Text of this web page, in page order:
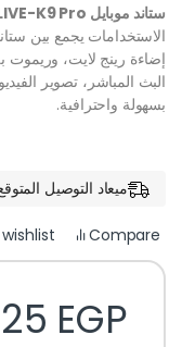
ستاند موبايل PLOKAMA LIVE-K9 Pro
الاستخدامات يجمع بين
إضاءة رينج لايت، وريموت
البث المباشر، تصوير
بسهولة واحترافية.
ميعاد التوصيل المتوقع: الأحد 9. أغسطس -
Compare
EGP